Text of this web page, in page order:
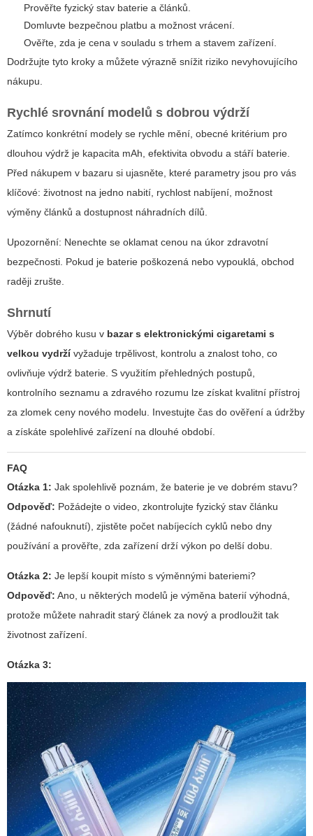
Prověřte fyzický stav baterie a článků.
Domluvte bezpečnou platbu a možnost vrácení.
Ověřte, zda je cena v souladu s trhem a stavem zařízení.
Dodržujte tyto kroky a můžete výrazně snížit riziko nevyhovujícího
nákupu.
Rychlé srovnání modelů s dobrou výdrží
Zatímco konkrétní modely se rychle mění, obecné kritérium pro
dlouhou výdrž je kapacita mAh, efektivita obvodu a stáří baterie.
Před nákupem v bazaru si ujasněte, které parametry jsou pro vás
klíčové: životnost na jedno nabití, rychlost nabíjení, možnost
výměny článků a dostupnost náhradních dílů.
Upozornění: Nenechte se oklamat cenou na úkor zdravotní
bezpečnosti. Pokud je baterie poškozená nebo vypouklá, obchod
raději zrušte.
Shrnutí
Výběr dobrého kusu v bazar s elektronickými cigaretami s
velkou vydržívyžaduje trpělivost, kontrolu a znalost toho, co
ovlivňuje výdrž baterie. S využitím přehledných postupů,
kontrolního seznamu a zdravého rozumu lze získat kvalitní přístroj
za zlomek ceny nového modelu. Investujte čas do ověření a údržby
a získáte spolehlivé zařízení na dlouhé období.
FAQ
Otázka 1: Jak spolehlivě poznám, že baterie je ve dobrém stavu?
Odpověď: Požádejte o video, zkontrolujte fyzický stav článku
(žádné nafouknutí), zjistěte počet nabíjecích cyklů nebo dny
používání a prověřte, zda zařízení drží výkon po delší dobu.
Otázka 2: Je lepší koupit místo s výměnnými bateriemi?
Odpověď: Ano, u některých modelů je výměna baterií výhodná,
protože můžete nahradit starý článek za nový a prodloužit tak
životnost zařízení.
Otázka 3: